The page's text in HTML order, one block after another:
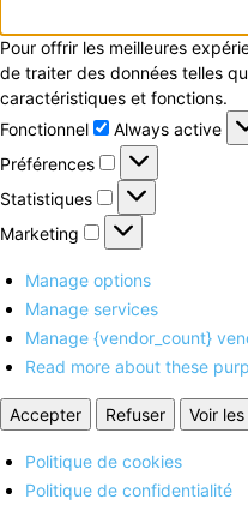
Pour offrir les meilleures
de traiter des données telles
caractéristiques et fonctions.
Fonctionnel
Fonctionnel
Always active
Préférences
Préférences
Statistiques
Statistiques
Marketing
Marketing
Manage options
Manage services
Manage {vendor_count}
Read more about these
Accepter Refuser Voir
Politique de cookies
Politique de confidentialité